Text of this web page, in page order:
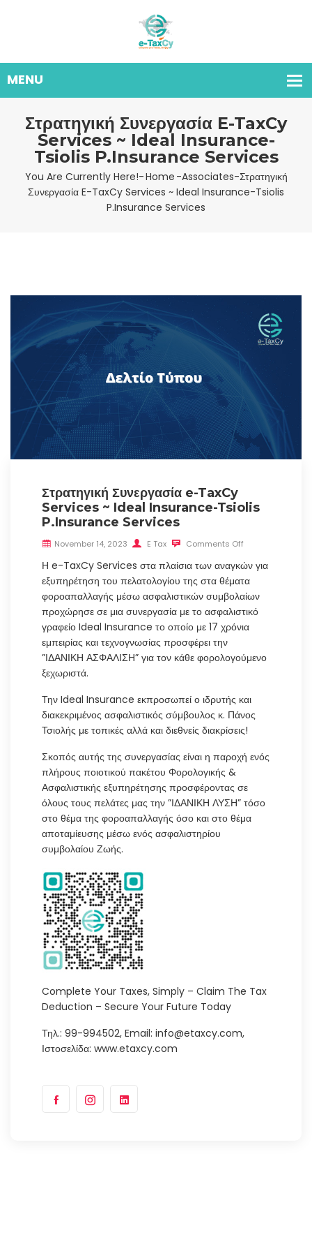
Στρατηγική Συνεργασία E-TaxCy
Services ~ Ideal Insurance-
Tsiolis P.Insurance Services
You Are Currently Here!-Home -Associates-Στρατηγική
Συνεργασία E-TaxCy Services ~ Ideal Insurance-Tsiolis
P.Insurance Services
Στρατηγική Συνεργασία e-TaxCy
Services ~ Ideal Insurance-Tsiolis
P.Insurance Services
November 14, 2023 E Tax Comments Off
Η e-TaxCy Services στα πλαίσια των αναγκών για
εξυπηρέτηση του πελατολογίου της στα θέματα
φοροαπαλλαγής μέσω ασφαλιστικών συμβολαίων
προχώρησε σε μια συνεργασία με το ασφαλιστικό
γραφείο Ideal Insurance το οποίο με 17 χρόνια
εμπειρίας και τεχνογνωσίας προσφέρει την
”ΙΔΑΝΙΚΗ ΑΣΦΑΛΙΣΗ” για τον κάθε φορολογούμενο
ξεχωριστά.
Την Ideal Insurance εκπροσωπεί ο ιδρυτής και
διακεκριμένος ασφαλιστικός σύμβουλος κ. Πάνος
Τσιολής με τοπικές αλλά και διεθνείς διακρίσεις!
Σκοπός αυτής της συνεργασίας είναι η παροχή ενός
πλήρους ποιοτικού πακέτου Φορολογικής &
Ασφαλιστικής εξυπηρέτησης προσφέροντας σε
όλους τους πελάτες μας την ”ΙΔΑΝΙΚΗ ΛΥΣΗ” τόσο
στο θέμα της φοροαπαλλαγής όσο και στο θέμα
αποταμίευσης μέσω ενός ασφαλιστηρίου
συμβολαίου Ζωής.
Complete Your Taxes, Simply – Claim The Tax
Deduction – Secure Your Future Today
Τηλ.: 99-994502, Email: info@etaxcy.com,
Ιστοσελίδα: www.etaxcy.com